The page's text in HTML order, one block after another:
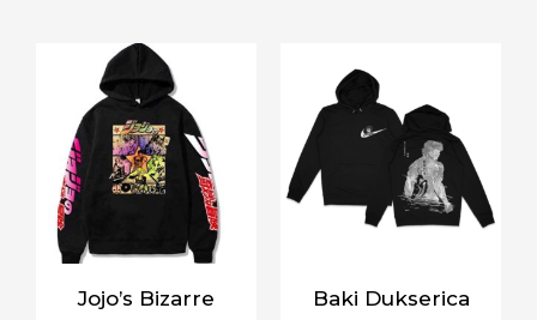
Jojo’s Bizarre
Baki Dukserica